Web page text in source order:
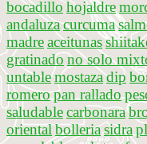
bocadillo hojaldre
andaluzacurcuma
madreaceitunas
gratinado no solo
untablemostazadip
romeropan rallado
saludablecarbonara
orientalbolleriasidra